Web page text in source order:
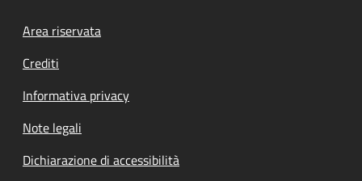
Footer menu
Area riservata
Crediti
Informativa privacy
Note legali
Dichiarazione di accessibilità